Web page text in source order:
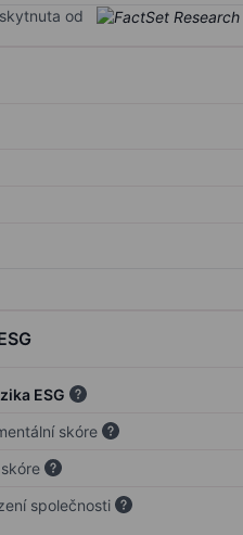
od
ESG
skóre
společnosti